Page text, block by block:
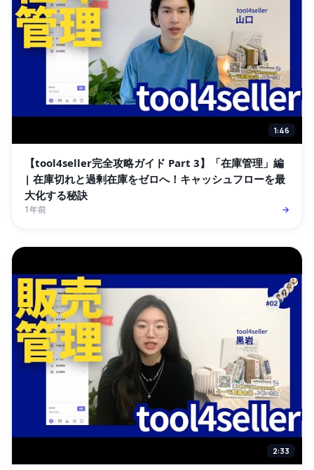
1:46
【tool4seller完全攻略ガイド Part 3】「在庫管理」編
| 在庫切れと過剰在庫をゼロへ！キャッシュフローを最
大化する秘訣
1年前 →
2:33